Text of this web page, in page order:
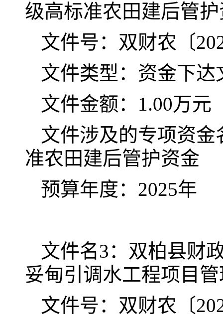
级高标准农田建后管
文件号：双财农〔
文件类型：资金下达
文件金额：1.00万元
文件涉及的专项资
准农田建后管护资金
预算年度：2025年
文件名3：双柏县财
妥甸引调水工程项目
文件号：双财农〔